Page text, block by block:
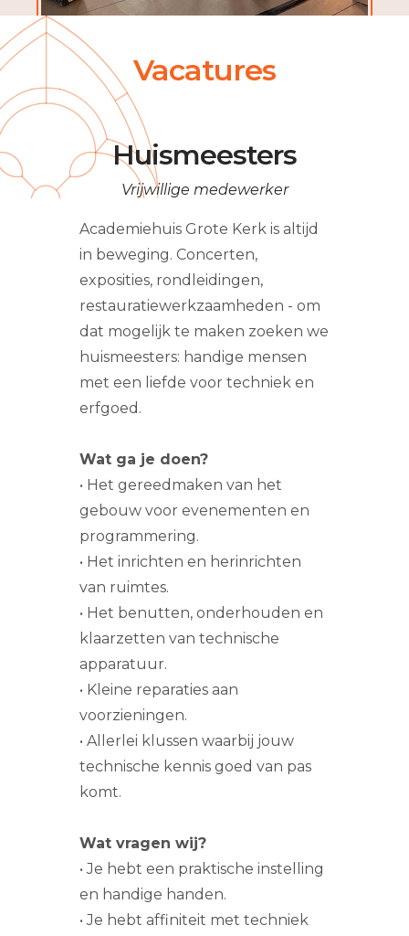
Vacatures
Huismeesters
Vrijwillige medewerker
Academiehuis Grote Kerk is altijd
in beweging. Concerten,
exposities, rondleidingen,
restauratiewerkzaamheden - om
dat mogelijk te maken zoeken we
huismeesters: handige mensen
met een liefde voor techniek en
erfgoed.
Wat ga je doen?
• Het gereedmaken van het
gebouw voor evenementen en
programmering.
• Het inrichten en herinrichten
van ruimtes.
• Het benutten, onderhouden en
klaarzetten van technische
apparatuur.
• Kleine reparaties aan
voorzieningen.
• Allerlei klussen waarbij jouw
technische kennis goed van pas
komt.
Wat vragen wij?
• Je hebt een praktische instelling
en handige handen.
• Je hebt affiniteit met techniek